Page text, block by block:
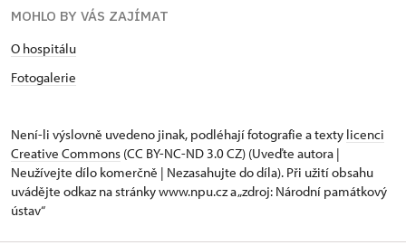
MOHLO BY VÁS ZAJÍMAT
O hospitálu
Fotogalerie
Není-li výslovně uvedeno jinak, podléhají fotografie a texty licenci
Creative Commons (CC BY-NC-ND 3.0 CZ) (Uveďte autora |
Neužívejte dílo komerčně | Nezasahujte do díla). Při užití obsahu
uvádějte odkaz na stránky www.npu.cz a „zdroj: Národní památkový
ústav“